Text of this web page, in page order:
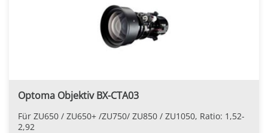
Optoma Objektiv BX-CTA03
Für ZU650 / ZU650+ /ZU750/ ZU850 / ZU1050, Ratio: 1,52-
2,92